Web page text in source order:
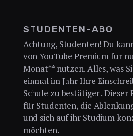
STUDENTEN-ABO
Achtung, Studenten! Du
von YouTube Premium für
Monat** nutzen. Alles, was
einmal im Jahr Ihre
Schule zu bestätigen.
für Studenten, die
und sich auf ihr Studium
möchten.